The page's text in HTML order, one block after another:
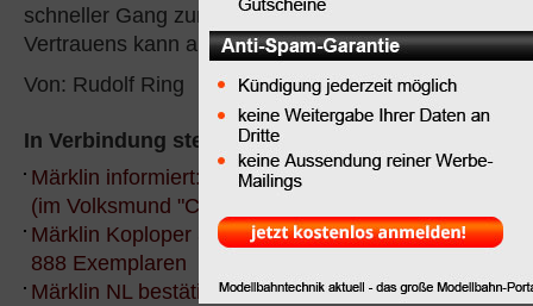
schneller Gang zum Fachhändler Ihres
Vertrauens kann also bares Geld sparen.
Von: Rudolf Ring
In Verbindung stehende News:
Märklin informiert: Die neue Central Station 60213
(im Volksmund "Central Station 2" oder CS2)
Märklin Koploper 37421 - der markanteste Zug der
888 Exemplaren
Märklin NL bestätigt Gerüchte über neue Central